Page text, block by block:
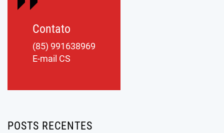
Contato
(85) 991638969
E-mail CS
POSTS RECENTES